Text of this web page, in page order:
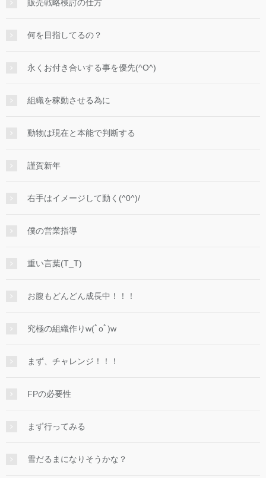
販売戦略検討の仕方
何を目指してるの？
永くお付き合いする事を優先(^O^)
組織を稼動させる為に
動物は現在と本能で判断する
謹賀新年
右手はイメージして動く(^0^)/
僕の営業指導
重い言葉(T_T)
お腹もどんどん成長中！！！
究極の組織作りw(ﾟoﾟ)w
まず、チャレンジ！！！
FPの必要性
まず行ってみる
雪だるまになりそうかな？